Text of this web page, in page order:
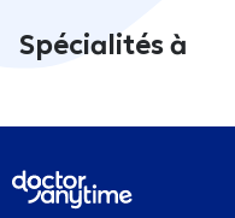
Spécialités à